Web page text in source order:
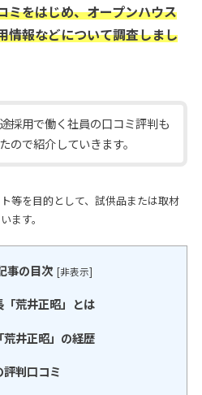
ミをはじめ、オープンハウス
情報などについて調査しまし
採用で働く社員の口コミ評判も
ので紹介していきます。
等を目的として、試供品または取材
ます。
事の目次 [非表示]
荒井正昭」とは
井正昭」の経歴
判口コミ